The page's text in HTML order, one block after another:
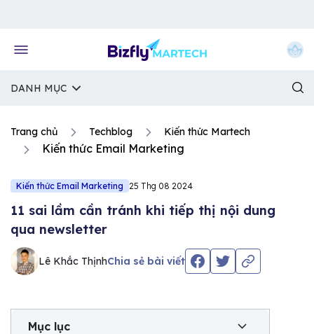
DANH MỤC
Trang chủ Techblog Kiến thức Martech
Kiến thức Email Marketing
Kiến thức Email Marketing 25 Thg 08 2024
11 sai lầm cần tránh khi tiếp thị nội dung
qua newsletter
Lê Khắc ThịnhChia sẻ bài viết
Mục lục